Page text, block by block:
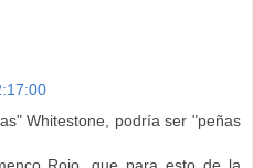
Whitestone, podría ser "peñas